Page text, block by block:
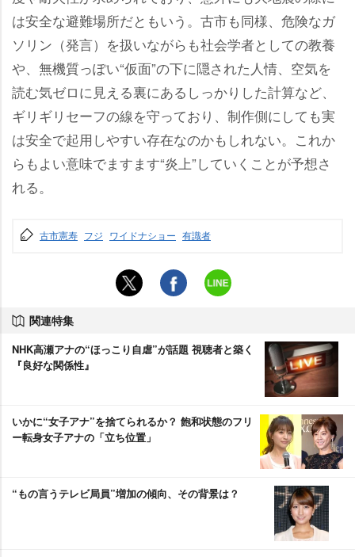
は安全な避難場所だともいう。古市も同様、危険なガ
ソリン（発言）を扱いながらも社会学者としての教養
、無機質っぽい“仮面”の下に隠された人情、空気を
読む気ゼロに見える裏にあるしっかりした計算など、
ギリギリセーフの線を守っており、制作側にしても実
は安全で起用しやすい存在なのかもしれない。これか
らもよい意味でますます“炎上”していくことが予想さ
れる。
古市憲寿 フジ ワイドナショー 有識者
関連特集
NHK高瀬アナの“ほっこり自虐”が話題 視聴者と築く
『良好な関係性』
いかに“女子アナ”を捨てられるか？ 飽和状態のフリ
ー転身女子アナの「立ち位置」
“もの言うテレビ局員”増加の傾向、その背景は？